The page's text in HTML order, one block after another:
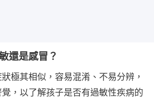
還是感冒？
極其相似，容易混淆、不易分辨，
，以了解孩子是否有過敏性疾病的